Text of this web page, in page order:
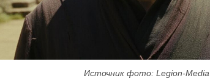
Источник фото: Legion-Media